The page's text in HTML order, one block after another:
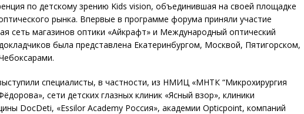
по детскому зрению Kids vision, объединившая на своей площадке
рынка. Впервые в программе форума приняли участие
сеть магазинов оптики «Айкрафт» и Международный оптический
была представлена Екатеринбургом, Москвой, Пятигорском,
специалисты, в частности, из НМИЦ «МНТК “Микрохирургия
сети детских глазных клиник «Ясный взор», клиники
DocDeti, «Essilor Academy Россия», академии Opticpoint, компаний